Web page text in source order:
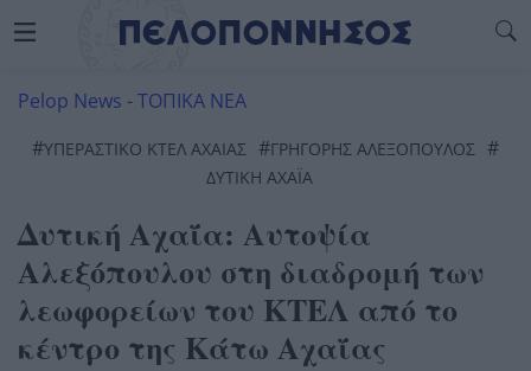
Pelop News -ΤΟΠΙΚΑ ΝΕΑ
#ΥΠΕΡΑΣΤΙΚΟ ΚΤΕΛ ΑΧΑΙΑΣ #ΓΡΗΓΌΡΗΣ ΑΛΕΞΌΠΟΥΛΟΣ #
ΔΥΤΙΚΉ ΑΧΑΪ́Α
Δυτική Αχαΐα: Αυτοψία
Αλεξόπουλου στη διαδρομή των
λεωφορείων του ΚΤΕΛ από το
κέντρο της Κάτω Αχαΐας